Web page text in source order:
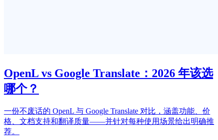
OpenL vs Google Translate：2026 年该选
哪个？
一份不废话的 OpenL 与 Google Translate 对比，涵盖功能、价
格、文档支持和翻译质量——并针对每种使用场景给出明确推
荐。